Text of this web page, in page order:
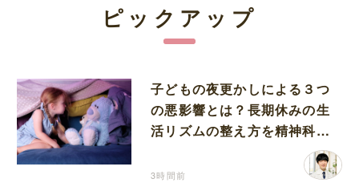
ピックアップ
子どもの夜更かしによる３つ
の悪影響とは？長期休みの生
活リズムの整え方を精神科医
3時間前